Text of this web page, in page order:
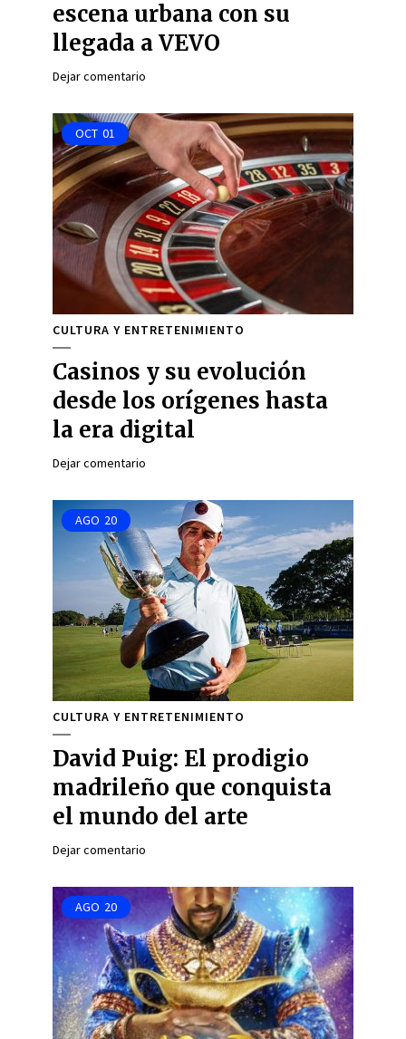
escena urbana con su
llegada a VEVO
Dejar comentario
OCT 01
CULTURA Y ENTRETENIMIENTO
Casinos y su evolución
desde los orígenes hasta
la era digital
Dejar comentario
AGO 20
CULTURA Y ENTRETENIMIENTO
David Puig: El prodigio
madrileño que conquista
el mundo del arte
Dejar comentario
AGO 20